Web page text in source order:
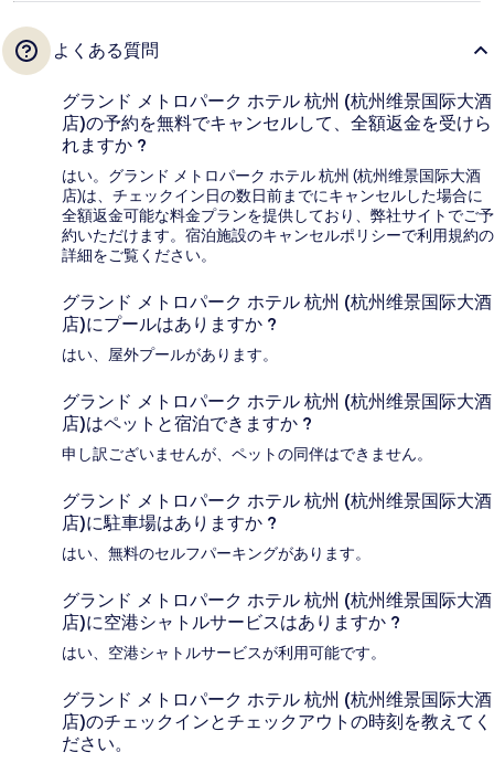
よくある質問
グランド メトロパーク ホテル 杭州 (杭州维景国际大酒
店)の予約を無料でキャンセルして、全額返金を受けら
れますか ?
はい。グランド メトロパーク ホテル 杭州 (杭州维景国际大酒
店)は、チェックイン日の数日前までにキャンセルした場合に
全額返金可能な料金プランを提供しており、弊社サイトでご予
約いただけます。宿泊施設のキャンセルポリシーで利用規約の
詳細をご覧ください。
グランド メトロパーク ホテル 杭州 (杭州维景国际大酒
店)にプールはありますか ?
はい、屋外プールがあります。
グランド メトロパーク ホテル 杭州 (杭州维景国际大酒
店)はペットと宿泊できますか ?
申し訳ございませんが、ペットの同伴はできません。
グランド メトロパーク ホテル 杭州 (杭州维景国际大酒
店)に駐車場はありますか ?
はい、無料のセルフパーキングがあります。
グランド メトロパーク ホテル 杭州 (杭州维景国际大酒
店)に空港シャトルサービスはありますか ?
はい、空港シャトルサービスが利用可能です。
グランド メトロパーク ホテル 杭州 (杭州维景国际大酒
店)のチェックインとチェックアウトの時刻を教えてく
ださい。